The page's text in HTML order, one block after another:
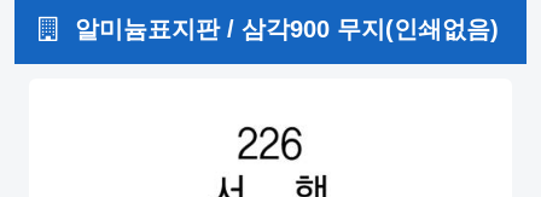
알미늄표지판 / 삼각900 무지(인쇄없음)